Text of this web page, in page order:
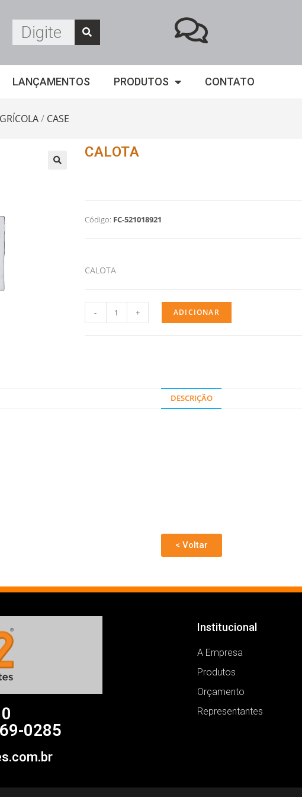
LANÇAMENTOS PRODUTOS CONTATO
/ CASE
CALOTA
Código: FC-521018921
CALOTA
- + ADICIONAR
DESCRIÇÃO
< Voltar
0285
Institucional
A Empresa
Produtos
Orçamento
Representantes